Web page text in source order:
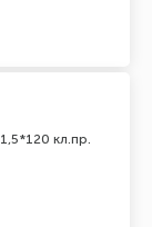
кл.пр.